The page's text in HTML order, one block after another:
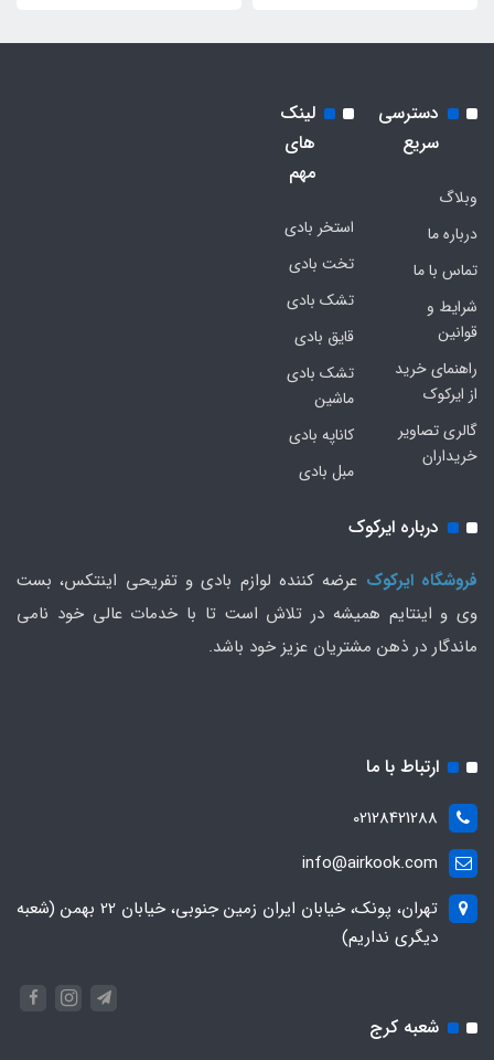
دسترسی
سریع
وبلاگ
درباره ما
تماس با ما
شرایط و
قوانین
راهنمای خرید
از ایرکوک
گالری تصاویر
خریداران
لینک
های
مهم
استخر بادی
تخت بادی
تشک بادی
قایق بادی
تشک بادی
ماشین
کاناپه بادی
مبل بادی
درباره ایرکوک
فروشگاه ایرکوک عرضه کننده لوازم بادی و تفریحی اینتکس، بست
وی و اینتایم همیشه در تلاش است تا با خدمات عالی خود نامی
ماندگار در ذهن مشتریان عزیز خود باشد.
ارتباط با ما
02128421288
info@airkook.com
تهران، پونک، خیابان ایران زمین جنوبی، خیابان 22 بهمن (شعبه
دیگری نداریم)
شعبه کرج